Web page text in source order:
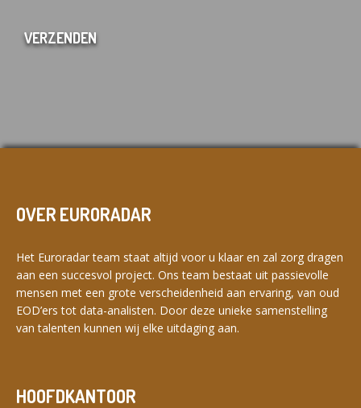
OVER EURORADAR
Het Euroradar team staat altijd voor u klaar en zal zorg dragen
aan een succesvol project. Ons team bestaat uit passievolle
mensen met een grote verscheidenheid aan ervaring, van oud
EOD’ers tot data-analisten. Door deze unieke samenstelling
van talenten kunnen wij elke uitdaging aan.
HOOFDKANTOOR